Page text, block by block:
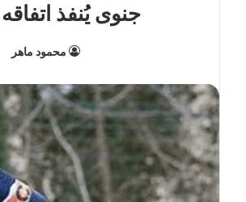
جنوى يُنفذ
محمود ماهر